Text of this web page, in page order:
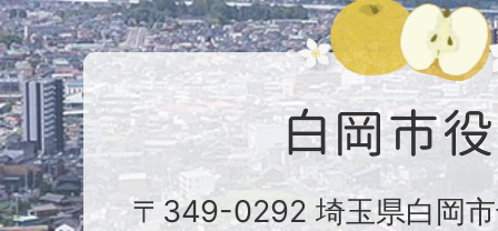
〒349-0292 埼玉県白岡